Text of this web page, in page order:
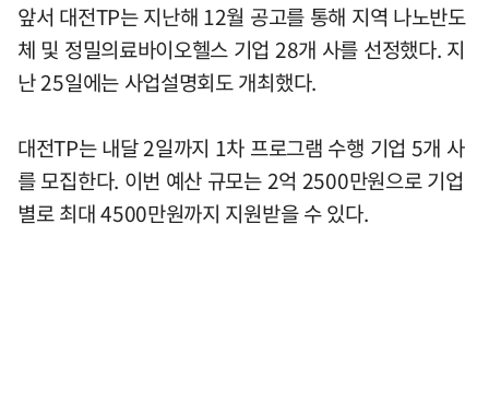
앞서 대전TP는 지난해 12월 공고를 통해 지역 나노반도
체 및 정밀의료바이오헬스 기업 28개 사를 선정했다. 지
난 25일에는 사업설명회도 개최했다.
대전TP는 내달 2일까지 1차 프로그램 수행 기업 5개 사
를 모집한다. 이번 예산 규모는 2억 2500만원으로 기업
별로 최대 4500만원까지 지원받을 수 있다.